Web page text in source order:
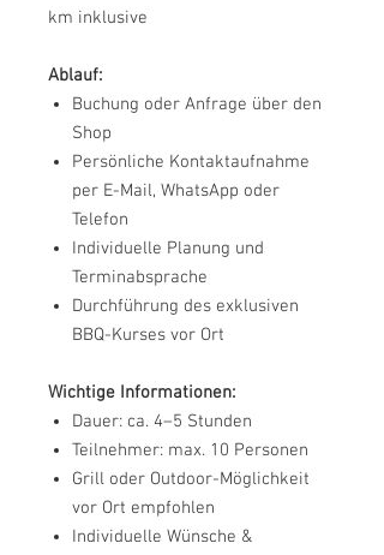
km inklusive
Ablauf:
Buchung oder Anfrage über den
Shop
Persönliche Kontaktaufnahme
per E-Mail, WhatsApp oder
Telefon
Individuelle Planung und
Terminabsprache
Durchführung des exklusiven
BBQ-Kurses vor Ort
Wichtige Informationen:
Dauer: ca. 4–5 Stunden
Teilnehmer: max. 10 Personen
Grill oder Outdoor-Möglichkeit
vor Ort empfohlen
Individuelle Wünsche &